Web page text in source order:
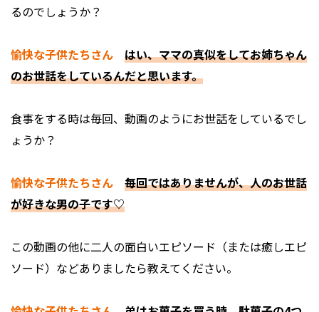
るのでしょうか？
愉快な子供たちさん
はい、ママの真似をしてお姉ちゃん
のお世話をしているんだと思います。
――食事をする時は毎回、動画のようにお世話をしているでし
ょうか？
愉快な子供たちさん
毎回ではありませんが、人のお世話
が好きな男の子です♡
――この動画の他に二人の面白いエピソード（または癒しエピ
ソード）などありましたら教えてください。